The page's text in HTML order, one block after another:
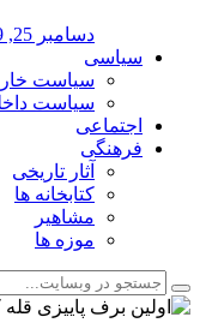
دسامبر 25, 2019
سیاسی
سیاست
سیاست
اجتماعی
فرهنگی
آثار تاریخی
کتابخانه ها
مشاهیر
موزه ها